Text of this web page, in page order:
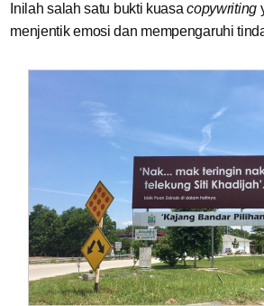
Inilah salah satu bukti kuasacopywriting
menjentik emosi dan mempengaruhi